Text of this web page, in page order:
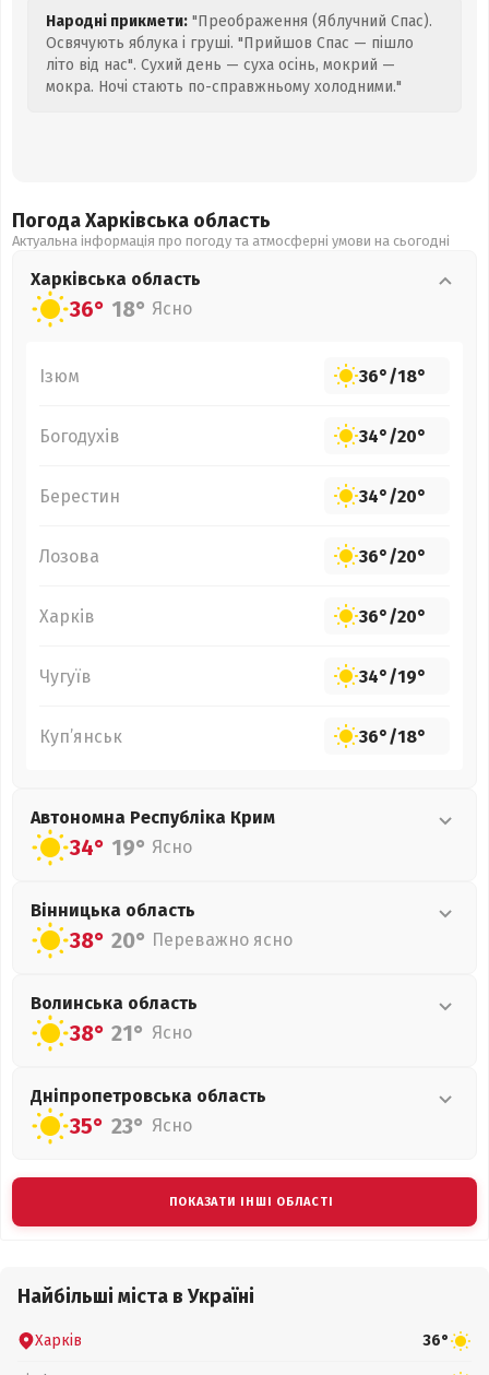
Народні прикмети: "Преображення (Яблучний Спас).
Освячують яблука і груші. "Прийшов Спас — пішло
літо від нас". Сухий день — суха осінь, мокрий —
мокра. Ночі стають по-справжньому холодними."
Погода Харківська область
Актуальна інформація про погоду та атмосферні умови на сьогодні
Харківська область
36° 18° Ясно
Ізюм 36°/18°
Богодухів 34°/20°
Берестин 34°/20°
Лозова 36°/20°
Харків 36°/20°
Чугуїв 34°/19°
Куп’янськ 36°/18°
Автономна Республіка Крим
34° 19° Ясно
Вінницька область
38° 20° Переважно ясно
Волинська область
38° 21° Ясно
Дніпропетровська область
35° 23° Ясно
ПОКАЗАТИ ІНШІ ОБЛАСТІ
Найбільші міста в Україні
Харків 36°